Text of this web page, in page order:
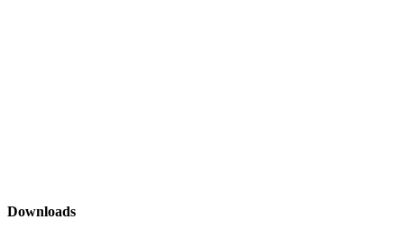
Downloads